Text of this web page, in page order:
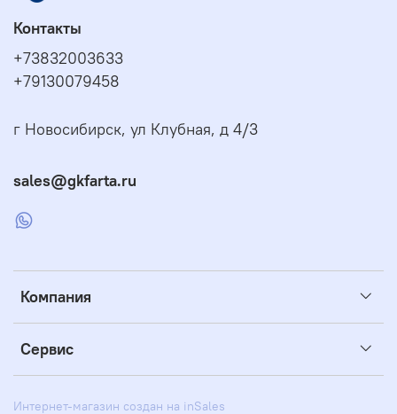
Компания
Сервис
Контакты
+73832003633
+79130079458
г Новосибирск, ул Клубная, д 4/3
sales@gkfarta.ru
Интернет-магазин создан на inSales